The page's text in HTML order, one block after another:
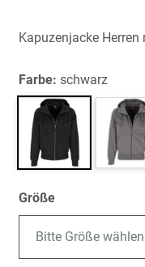
springen
Kapuzenjacke
Farbe: schwarz
Größe
Bitte Größe wählen